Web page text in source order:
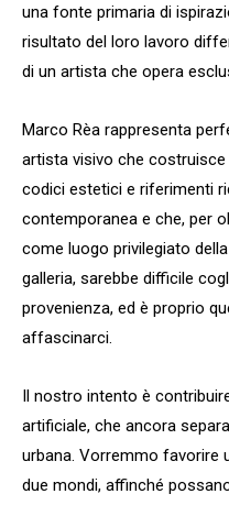
una fonte primaria di
risultato del loro lavoro
di un artista che opera
Marco Rèa rappresenta
artista visivo che
codici estetici e riferimenti
contemporanea e che, per
come luogo privilegiato
galleria, sarebbe difficile
provenienza, ed è proprio
affascinarci.
Il nostro intento è
artificiale, che ancora
urbana. Vorremmo favorire
due mondi, affinché